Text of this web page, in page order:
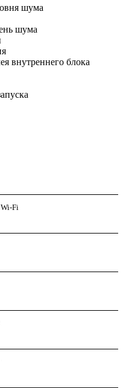
шума
шума
внутреннего блока
Fi